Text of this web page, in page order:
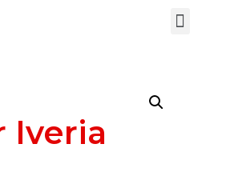
Iveria